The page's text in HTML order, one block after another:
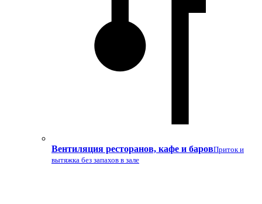
Вентиляция ресторанов, кафе и баровПриток и
вытяжка без запахов в зале